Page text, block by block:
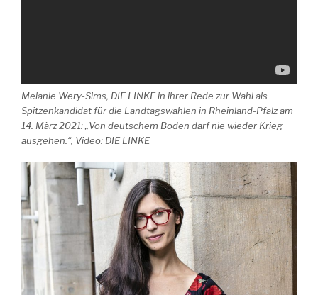
Melanie Wery-Sims, DIE LINKE in ihrer Rede zur Wahl als
Spitzenkandidat für die Landtagswahlen in Rheinland-Pfalz am
14. März 2021: „Von deutschem Boden darf nie wieder Krieg
ausgehen.“, Video: DIE LINKE